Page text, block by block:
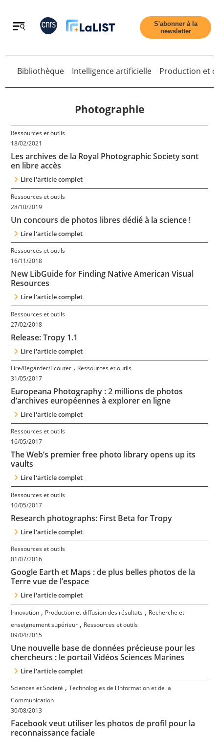
Retour
Accueil
Tous les articles
Qui sommes nous ?
Nous suivre
S'abonner à la
newsletter
Retour
Bibliothèque Intelligence artificielle Production et
Photographie
Ressources et outils
18/02/2021
Les archives de la Royal Photographic Society sont
en libre accès
Lire l'article complet
Ressources et outils
28/10/2019
Un concours de photos libres dédié à la science !
Lire l'article complet
Ressources et outils
16/11/2018
New LibGuide for Finding Native American Visual
Resources
Lire l'article complet
Ressources et outils
27/02/2018
Release: Tropy 1.1
Lire l'article complet
Lire/Regarder/Ecouter , Ressources et outils
31/05/2017
Europeana Photography : 2 millions de photos
d’archives européennes à explorer en ligne
Lire l'article complet
Ressources et outils
16/05/2017
The Web’s premier free photo library opens up its
vaults
Lire l'article complet
Ressources et outils
10/05/2017
Research photographs: First Beta for Tropy
Lire l'article complet
Ressources et outils
01/07/2016
Google Earth et Maps : de plus belles photos de la
Terre vue de l’espace
Lire l'article complet
Innovation , Production et diffusion des résultats , Recherche et
enseignement supérieur , Ressources et outils
09/04/2015
Une nouvelle base de données précieuse pour les
chercheurs : le portail Vidéos Sciences Marines
Lire l'article complet
Sciences et Société ,Technologies de l'Information et de la
Communication
30/08/2013
Facebook veut utiliser les photos de profil pour la
reconnaissance faciale